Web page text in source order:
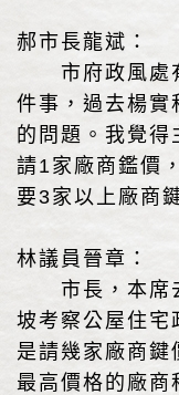
郝市長龍斌：
市府政風處有
件事，過去楊實
的問題。我覺得
請1家廠商鑑價
要3家以上廠商
林議員晉章：
市長，本席去
坡考察公屋住宅
是請幾家廠商
最高價格的廠商